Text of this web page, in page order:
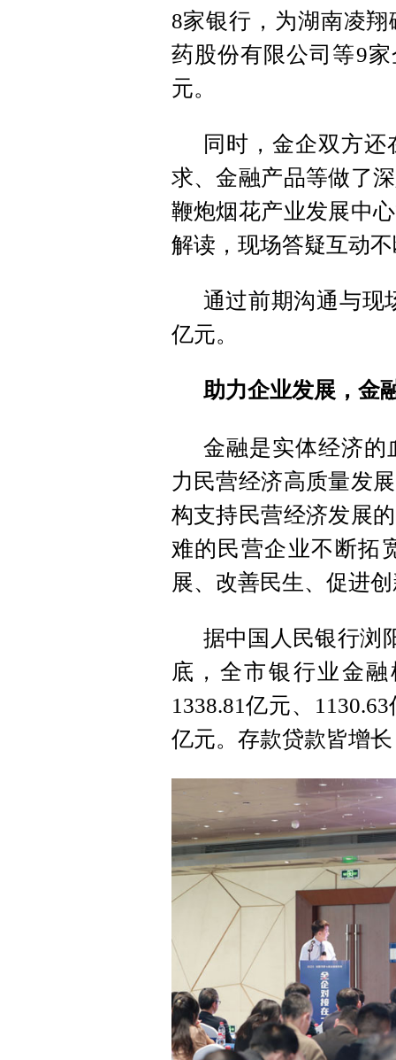
8家银行，为湖南凌
药股份有限公司等9
元。
同时，金企双方
求、金融产品等做了
鞭炮烟花产业发展中
解读，现场答疑互动
通过前期沟通与现
亿元。
助力企业发展，金
金融是实体经济的
力民营经济高质量发
构支持民营经济发展
难的民营企业不断拓
展、改善民生、促进
据中国人民银行浏
底，全市银行业金
1338.81亿元、
亿元。存款贷款皆增